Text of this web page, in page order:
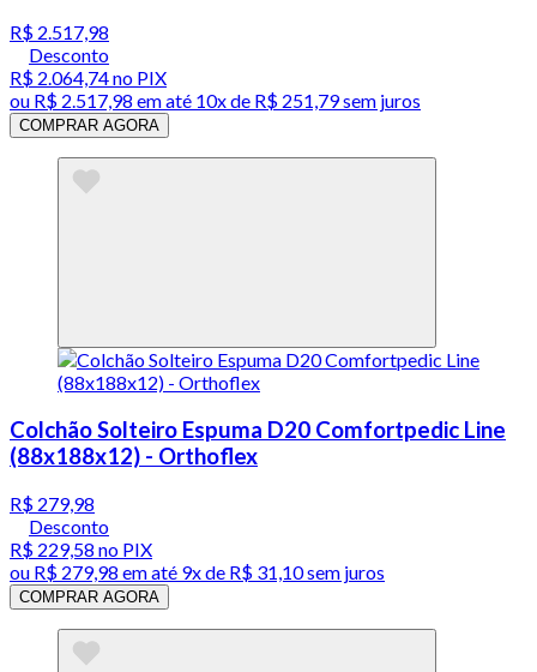
R$ 2.517,98
Desconto
R$ 2.064,74no PIX
ou R$ 2.517,98 em até 10x de R$ 251,79 sem juros
COMPRAR AGORA
Colchão Solteiro Espuma D20 Comfortpedic Line
(88x188x12) - Orthoflex
R$ 279,98
Desconto
R$ 229,58 no PIX
ou R$ 279,98 em até 9x de R$ 31,10 sem juros
COMPRAR AGORA